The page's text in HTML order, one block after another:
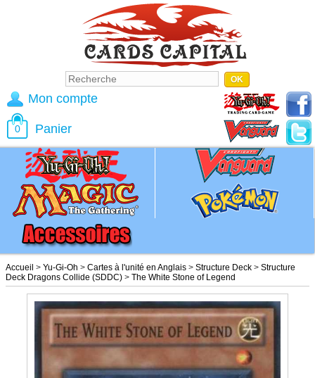
Accueil > Yu-Gi-Oh > Cartes à l'unité en Anglais > Structure Deck > Structure
Deck Dragons Collide (SDDC) > The White Stone of Legend
Mon compte
0 Panier